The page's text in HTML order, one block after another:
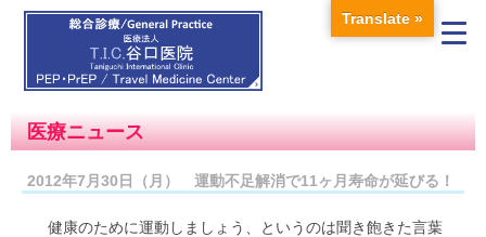
医療ニュース
2012年7月30日（月） 運動不足解消で11ヶ月寿命が延びる！
健康のために運動しましょう、というのは聞き飽きた言葉
Translate »